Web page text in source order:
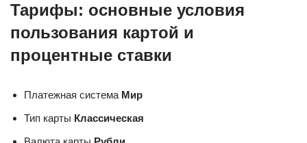
Тарифы: основные условия
пользования картой и
процентные ставки
Платежная система Мир
Тип карты Классическая